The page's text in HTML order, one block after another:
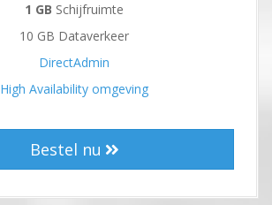
1 GB Schijfruimte
10 GB Dataverkeer
DirectAdmin
High Availability omgeving
Bestel nu